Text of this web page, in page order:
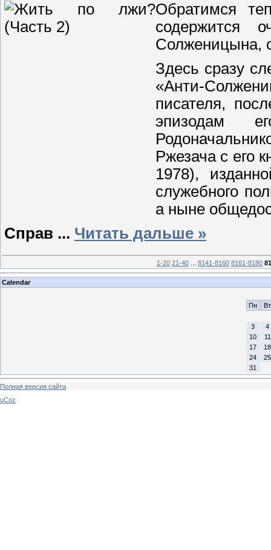
Обратимся
содержится
Солженицына,
Здесь сразу
«Анти-
писателя,
эпизодам
Ржезача с его
1978),
служебного
а ныне
Справ ... Читать дальше »
1-20 21-40 ... 8141-8160 8161-8180
Calendar
Пн
Вт
3
4
10
11
17
18
24
25
31
Полная версия сайта
uCoz